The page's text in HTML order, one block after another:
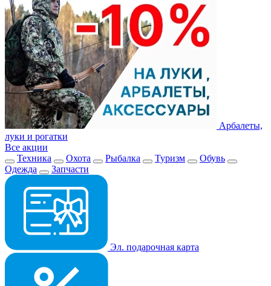
Арбалеты,
луки и рогатки
Все акции
Техника
Охота Рыбалка Туризм
Обувь
Одежда
Запчасти
Эл. подарочная карта